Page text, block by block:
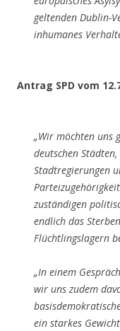
geltenden Dublin-
inhumanes
Antrag SPD vom
„Wir möchten uns
deutschen
Stadtregierungen
zuständigen
endlich das
Flüchtlingslagern
„In einem
wir uns zudem
ein starkes